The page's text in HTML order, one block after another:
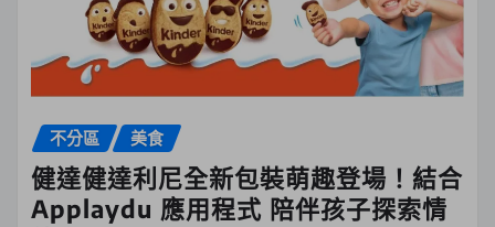
不分區 美食
健達健達利尼全新包裝萌趣登場！結合
Applaydu 應用程式 陪伴孩子探索情